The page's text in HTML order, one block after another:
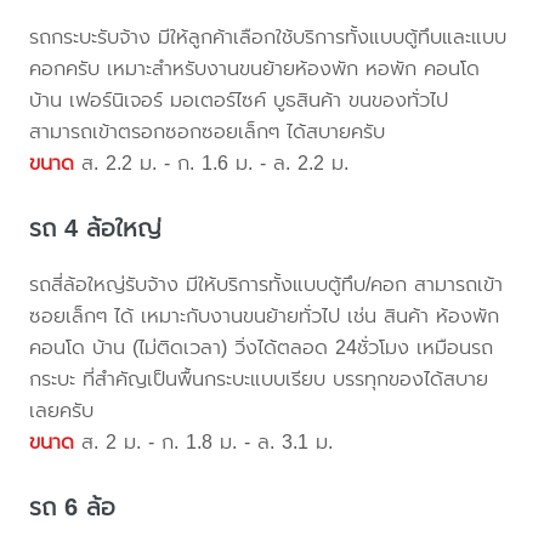
รถกระบะรับจ้าง มีให้ลูกค้าเลือกใช้บริการทั้งแบบตู้ทึบและแบบ
คอกครับ เหมาะสำหรับงานขนย้ายห้องพัก หอพัก คอนโด
บ้าน เฟอร์นิเจอร์ มอเตอร์ไซค์ บูธสินค้า ขนของทั่วไป
สามารถเข้าตรอกซอกซอยเล็กๆ ได้สบายครับ
ขนาด ส. 2.2 ม. - ก. 1.6 ม. - ล. 2.2 ม.
รถ 4 ล้อใหญ่
รถสี่ล้อใหญ่รับจ้าง มีให้บริการทั้งแบบตู้ทึบ/คอก สามารถเข้า
ซอยเล็กๆ ได้ เหมาะกับงานขนย้ายทั่วไป เช่น สินค้า ห้องพัก
คอนโด บ้าน (ไม่ติดเวลา) วิ่งได้ตลอด 24ชั่วโมง เหมือนรถ
กระบะ ที่สำคัญเป็นพื้นกระบะแบบเรียบ บรรทุกของได้สบาย
เลยครับ
ขนาด ส. 2 ม. - ก. 1.8 ม. - ล. 3.1 ม.
รถ 6 ล้อ